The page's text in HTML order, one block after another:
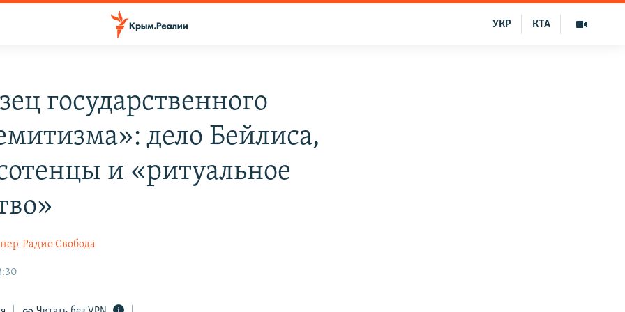
КТА
УКР
государственного
дело Бейлиса,
и «ритуальное
Радио Свобода